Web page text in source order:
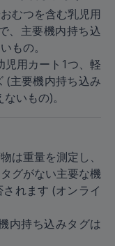
むつを含む乳児用
、主要機内持ち込
もの。
用カート1つ、軽
(主要機内持ち込み
いもの)。
は重量を測定し、
グがない主要な機
れます (オンライ
内持ち込みタグは